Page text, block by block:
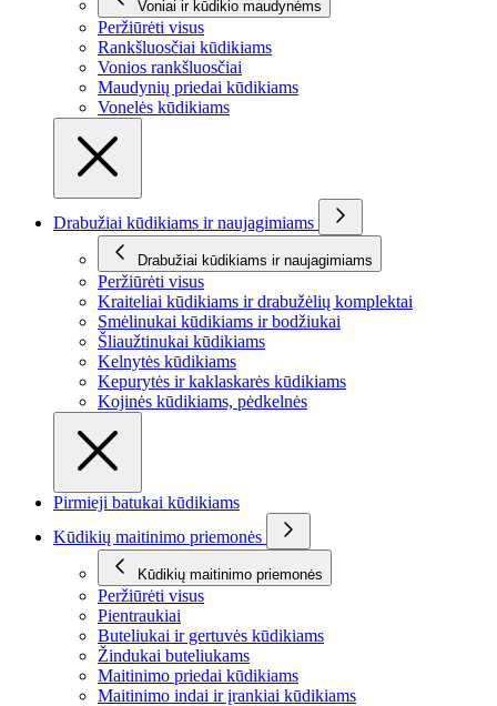
Voniai ir kūdikio maudynėms
Peržiūrėti visus
Rankšluosčiai kūdikiams
Vonios rankšluosčiai
Maudynių priedai kūdikiams
Vonelės kūdikiams
Drabužiai kūdikiams ir naujagimiams
Drabužiai kūdikiams ir naujagimiams
Peržiūrėti visus
Kraiteliai kūdikiams ir drabužėlių komplektai
Smėlinukai kūdikiams ir bodžiukai
Šliaužtinukai kūdikiams
Kelnytės kūdikiams
Kepurytės ir kaklaskarės kūdikiams
Kojinės kūdikiams, pėdkelnės
Pirmieji batukai kūdikiams
Kūdikių maitinimo priemonės
Kūdikių maitinimo priemonės
Peržiūrėti visus
Pientraukiai
Buteliukai ir gertuvės kūdikiams
Žindukai buteliukams
Maitinimo priedai kūdikiams
Maitinimo indai ir įrankiai kūdikiams